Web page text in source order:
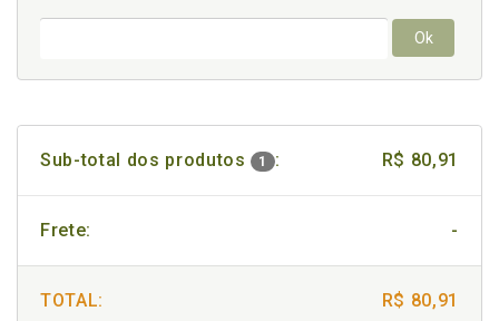
Ok
Sub-total dos produtos 1 : R$ 80,91
Frete: -
TOTAL: R$ 80,91